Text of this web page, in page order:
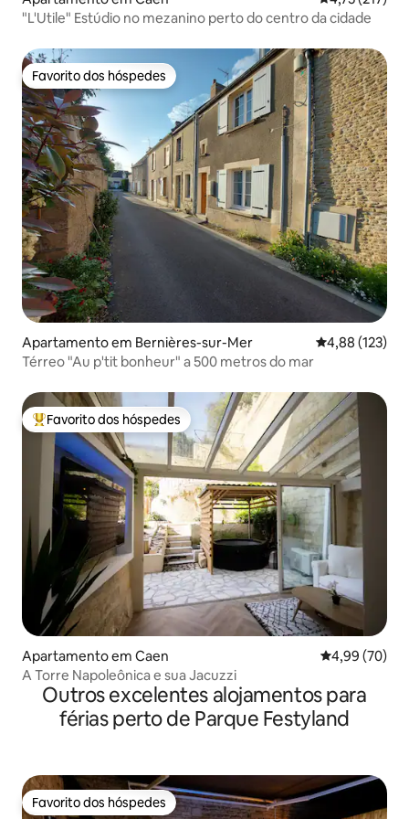
"L'Utile" Estúdio no mezanino perto do centro da cidade
Favorito dos hóspedes
Favorito dos hóspedes
Apartamento em Bernières-sur-Mer Classificação
4,88 (123)
Térreo "Au p'tit bonheur" a 500 metros do mar
Favoritos dos hóspedes mais apreciados
Favorito dos hóspedes
Apartamento em Caen Classificação
4,99 (70)
A Torre Napoleônica e sua Jacuzzi
Outros excelentes alojamentos para
férias perto de Parque Festyland
Favorito dos hóspedes
Favorito dos hóspedes